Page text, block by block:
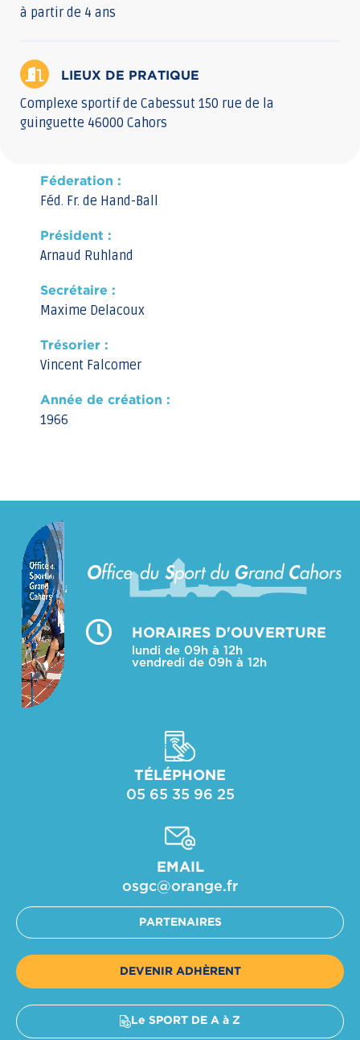
à partir de 4 ans
LIEUX DE PRATIQUE
Complexe sportif de Cabessut 150 rue de la
guinguette 46000 Cahors
Féderation :
Féd. Fr. de Hand-Ball
Président :
Arnaud Ruhland
Secrétaire :
Maxime Delacoux
Trésorier :
Vincent Falcomer
Année de création :
1966
HORAIRES D'OUVERTURE
lundi de 09h à 12h
vendredi de 09h à 12h
TÉLÉPHONE
05 65 35 96 25
EMAIL
osgc@orange.fr​
PARTENAIRES
DEVENIR ADHÈRENT
Le SPORT DE A à Z